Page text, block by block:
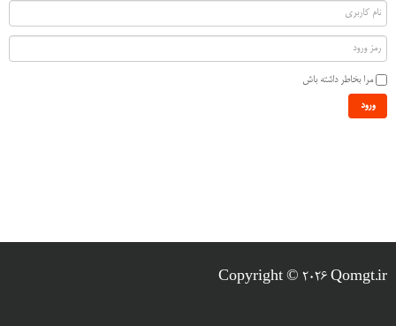
مرا بخاطر داشته باش
ورود
Copyright © 2026 Qomgt.ir